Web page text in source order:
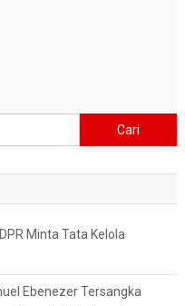
untuk:
Minta Tata Kelola
Ebenezer Tersangka